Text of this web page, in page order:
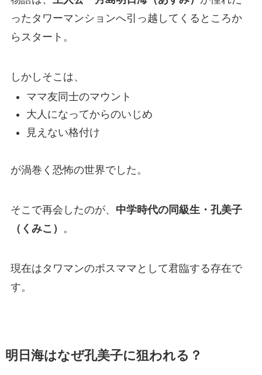
ったタワーマンションへ引っ越してくるところか
らスタート。
しかしそこは、
ママ友同士のマウント
大人になってからのいじめ
見えない格付け
が渦巻く恐怖の世界でした。
そこで再会したのが、 中学時代の同級生・孔美子
（くみこ） 。
現在はタワマンのボスママとして君臨する存在で
す。
明日海はなぜ孔美子に狙われる？